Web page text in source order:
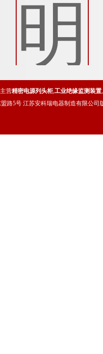
营精密电源列头柜,工业绝缘监测装置,
路5号 江苏安科瑞电器制造有限公司